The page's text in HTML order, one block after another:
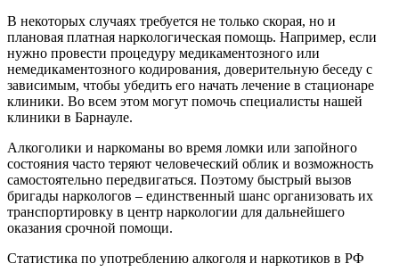
В некоторых случаях требуется не только скорая, но и
плановая платная наркологическая помощь. Например, если
нужно провести процедуру медикаментозного или
немедикаментозного кодирования, доверительную беседу с
зависимым, чтобы убедить его начать лечение в стационаре
клиники. Во всем этом могут помочь специалисты нашей
клиники в Барнауле.
Алкоголики и наркоманы во время ломки или запойного
состояния часто теряют человеческий облик и возможность
самостоятельно передвигаться. Поэтому быстрый вызов
бригады наркологов – единственный шанс организовать их
транспортировку в центр наркологии для дальнейшего
оказания срочной помощи.
Статистика по употреблению алкоголя и наркотиков в РФ